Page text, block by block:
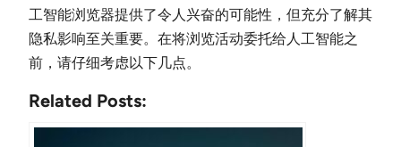
工智能浏览器提供了令人兴奋的可能性，但充分了解其
隐私影响至关重要。在将浏览活动委托给人工智能之
前，请仔细考虑以下几点。
Related Posts: